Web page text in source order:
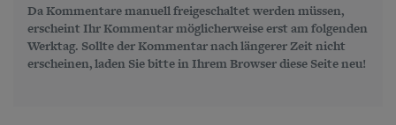
Da Kommentare manuell freigeschaltet werden müssen,
erscheint Ihr Kommentar möglicherweise erst am folgenden
Werktag. Sollte der Kommentar nach längerer Zeit nicht
erscheinen, laden Sie bitte in Ihrem Browser diese Seite neu!